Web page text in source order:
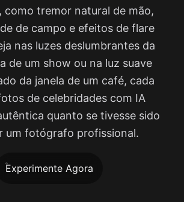
como tremor natural de mão,
de campo e efeitos de flare
nas luzes deslumbrantes da
de um show ou na luz suave
da janela de um café, cada
de celebridades com IA
quanto se tivesse sido
um fotógrafo profissional.
Experimente Agora